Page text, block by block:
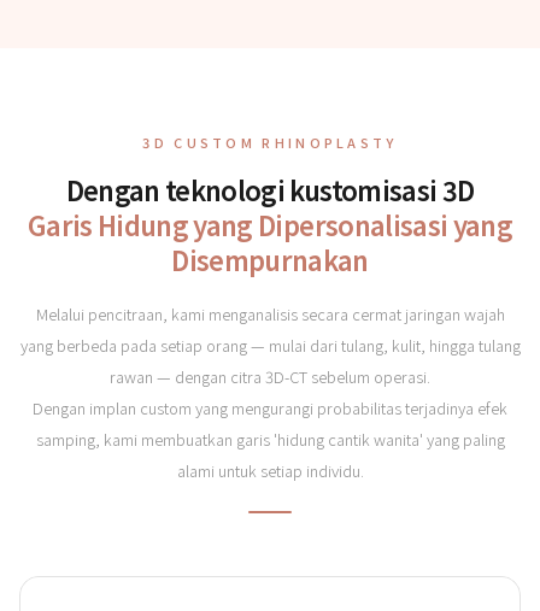
3D CUSTOM RHINOPLASTY
Dengan teknologi kustomisasi 3D
Garis Hidung yang Dipersonalisasi yang
Disempurnakan
Melalui pencitraan, kami menganalisis secara cermat jaringan wajah
yang berbeda pada setiap orang — mulai dari tulang, kulit, hingga tulang
rawan — dengan citra 3D-CT sebelum operasi.
Dengan implan custom yang mengurangi probabilitas terjadinya efek
samping, kami membuatkan garis 'hidung cantik wanita' yang paling
alami untuk setiap individu.